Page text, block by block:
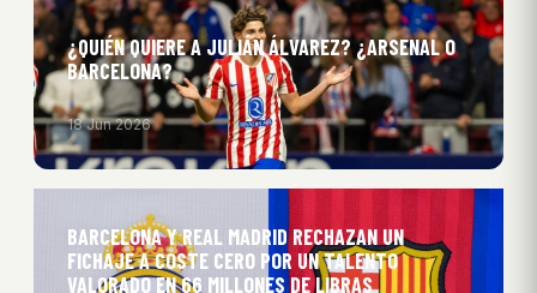
¿QUIÉN QUIERE A JULIÁN ÁLVAREZ? ¿ARSENAL O
BARCELONA?
18 Jun 2026
BARCELONA Y REAL MADRID RECHAZAN UN
FICHAJE A COSTE CERO POR UN TALENTO
VALORADO EN 66 MILLONES DE LIBRAS